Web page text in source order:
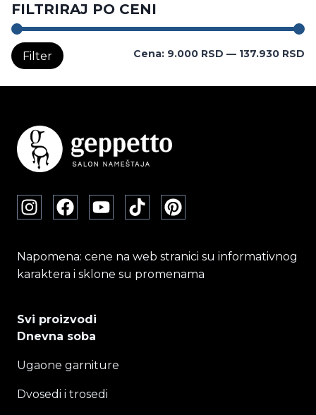
FILTRIRAJ PO CENI
Filter Cena: 9.000 RSD — 137.930 RSD
Napomena: cene na web stranici su informativnog
karaktera i sklone su promenama
Svi proizvodi
Dnevna soba
Ugaone garniture
Dvosedi i trosedi